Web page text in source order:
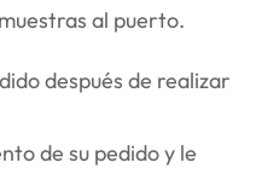
al puerto.
después de realizar
de su pedido y le